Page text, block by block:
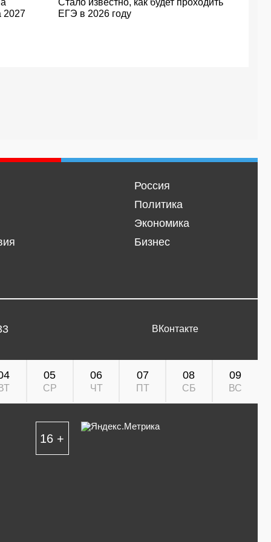
2027
Стало известно, как будет проходить
ЕГЭ в 2026 году
Россия
Политика
Экономика
Бизнес
ВКонтакте
05
СР
06
ЧТ
07
ПТ
08
СБ
09
ВС
16 +